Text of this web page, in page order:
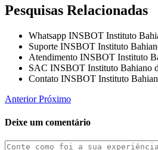
Pesquisas Relacionadas
Whatsapp INSBOT Instituto
Suporte INSBOT Instituto
Atendimento INSBOT Instituto
SAC INSBOT Instituto Bahiano
Contato INSBOT Instituto
AnteriorPróximo
Deixe um comentário